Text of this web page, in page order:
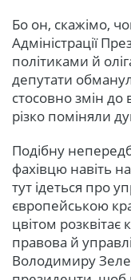
Бо он, скажімо,
Адміністрації
політиками й
депутати
стосовно змін до
різко поміняли
Подібну
фахівцю навіть
тут ідеться про
європейською
цвітом розквітає
правова й
Володимиру